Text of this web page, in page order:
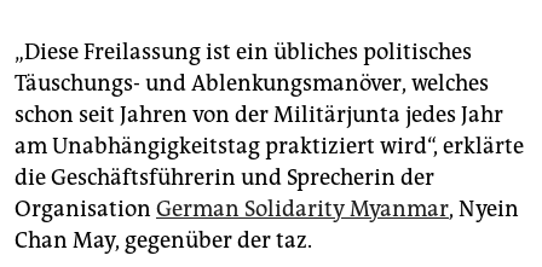
„Diese Freilassung ist ein übliches politisches
Täuschungs- und Ablenkungsmanöver, welches
schon seit Jahren von der Militärjunta jedes Jahr
am Unabhängigkeitstag praktiziert wird“, erklärte
die Geschäftsführerin und Sprecherin der
Organisation German Solidarity Myanmar, Nyein
Chan May, gegenüber der taz.